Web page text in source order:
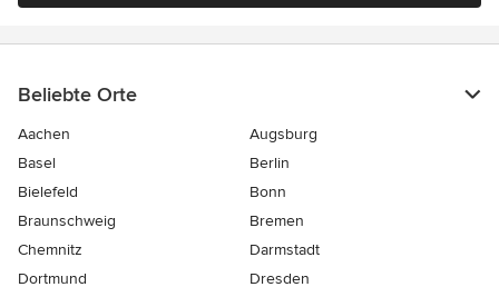
Beliebte Orte
Aachen
Augsburg
Basel
Berlin
Bielefeld
Bonn
Braunschweig
Bremen
Chemnitz
Darmstadt
Dortmund
Dresden